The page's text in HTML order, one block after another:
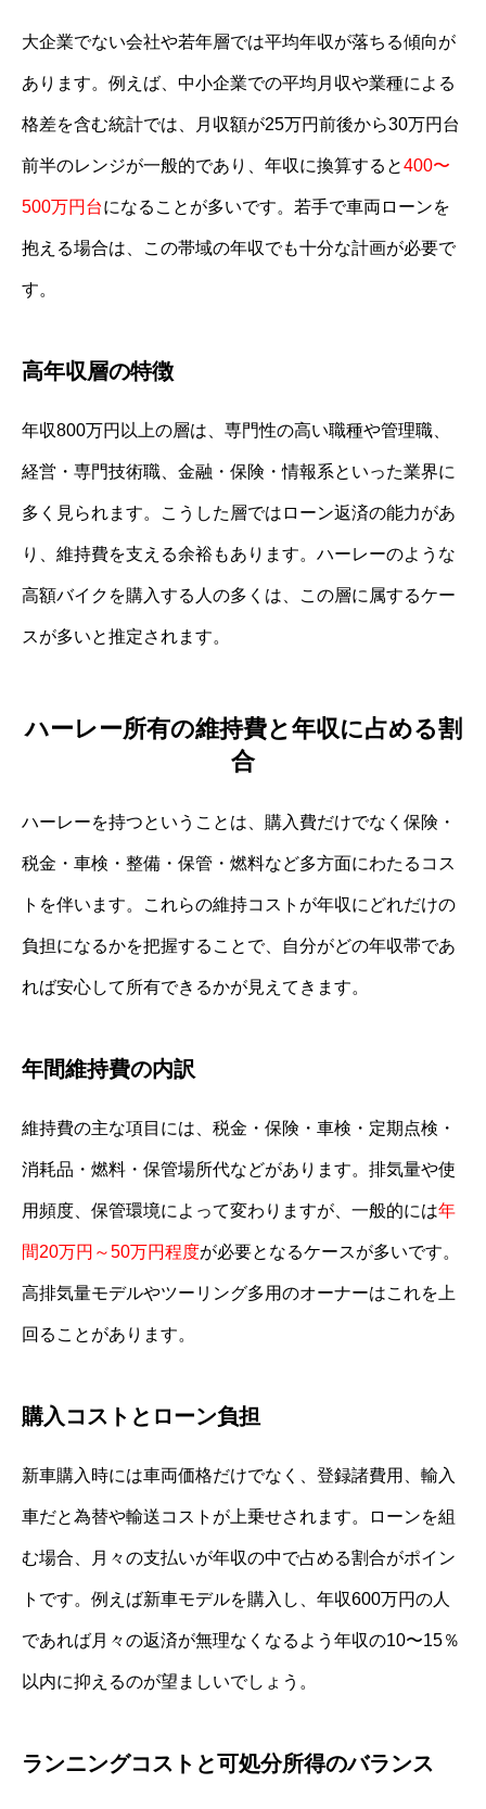
大企業でない会社や若年層では平均年収が落ちる傾向が
あります。例えば、中小企業での平均月収や業種による
格差を含む統計では、月収額が25万円前後から30万円台
前半のレンジが一般的であり、年収に換算すると400〜
500万円台になることが多いです。若手で車両ローンを
抱える場合は、この帯域の年収でも十分な計画が必要で
す。
高年収層の特徴
年収800万円以上の層は、専門性の高い職種や管理職、
経営・専門技術職、金融・保険・情報系といった業界に
多く見られます。こうした層ではローン返済の能力があ
り、維持費を支える余裕もあります。ハーレーのような
高額バイクを購入する人の多くは、この層に属するケー
スが多いと推定されます。
ハーレー所有の維持費と年収に占める割
合
ハーレーを持つということは、購入費だけでなく保険・
税金・車検・整備・保管・燃料など多方面にわたるコス
トを伴います。これらの維持コストが年収にどれだけの
負担になるかを把握することで、自分がどの年収帯であ
れば安心して所有できるかが見えてきます。
年間維持費の内訳
維持費の主な項目には、税金・保険・車検・定期点検・
消耗品・燃料・保管場所代などがあります。排気量や使
用頻度、保管環境によって変わりますが、一般的には年
間20万円～50万円程度が必要となるケースが多いです。
高排気量モデルやツーリング多用のオーナーはこれを上
回ることがあります。
購入コストとローン負担
新車購入時には車両価格だけでなく、登録諸費用、輸入
車だと為替や輸送コストが上乗せされます。ローンを組
む場合、月々の支払いが年収の中で占める割合がポイン
トです。例えば新車モデルを購入し、年収600万円の人
であれば月々の返済が無理なくなるよう年収の10〜15％
以内に抑えるのが望ましいでしょう。
ランニングコストと可処分所得のバランス